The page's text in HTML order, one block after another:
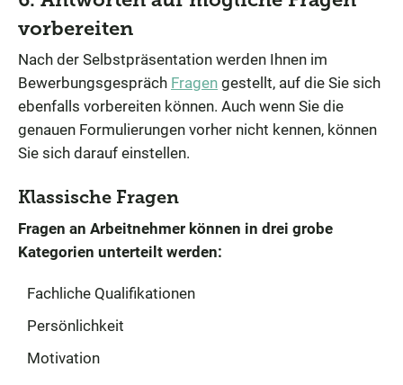
vorbereiten
Nach der Selbstpräsentation werden Ihnen im
Bewerbungsgespräch Fragen gestellt, auf die Sie sich
ebenfalls vorbereiten können. Auch wenn Sie die
genauen Formulierungen vorher nicht kennen, können
Sie sich darauf einstellen.
Klassische Fragen
Fragen an Arbeitnehmer können in drei grobe
Kategorien unterteilt werden:
Fachliche Qualifikationen
Persönlichkeit
Motivation